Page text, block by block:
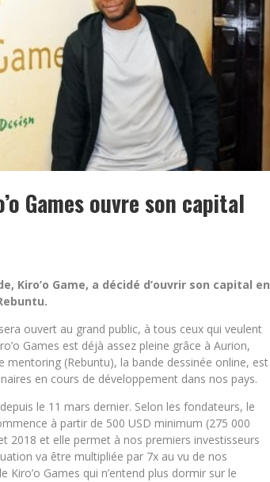
Games ouvre son capital
Kiro’o Game, a décidé d’ouvrir son capital en
ouvert au grand public, à tous ceux qui veulent
Games est déjà assez pleine grâce à Aurion,
mentoring (Rebuntu), la bande dessinée online, est
en cours de développement dans nos pays.
le 11 mars dernier. Selon les fondateurs, le
à partir de 500 USD minimum (275 000
2018 et elle permet à nos premiers investisseurs
va être multipliée par 7x au vu de nos
Games qui n’entend plus dormir sur le